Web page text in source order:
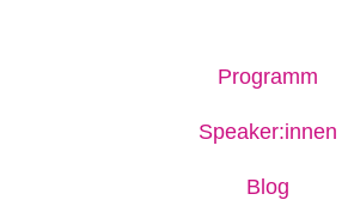
Programm
Speaker:innen
Blog